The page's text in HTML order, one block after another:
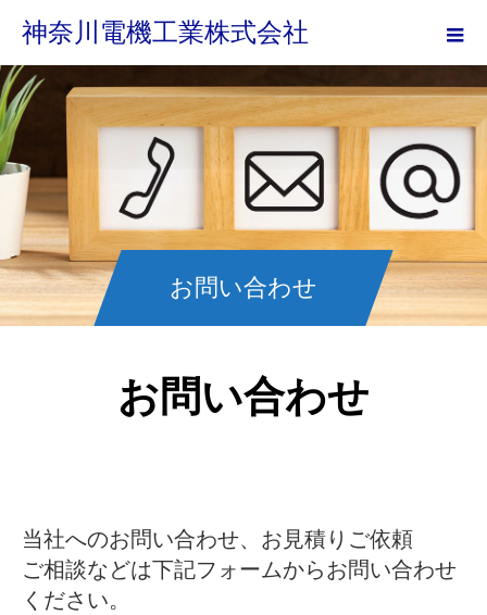
神奈川電機工業株式会社
お問い合わせ
お問い合わせ
当社へのお問い合わせ、お見積りご依頼
ご相談などは下記フォームからお問い合わせ
ください。